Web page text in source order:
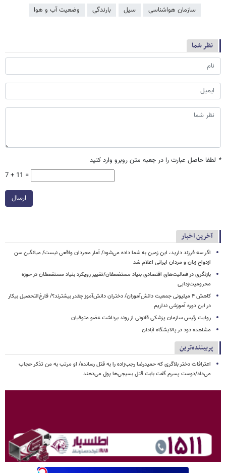
سازمان هواشناسی سیل بارندگی وضعیت آب و هوا
نظر شما
* لطفا حاصل عبارت را در جعبه متن روبرو وارد کنید
7 + 11 =
ارسال
آخرین اخبار
اگر سه فرزند دارید، این زمین به شما داده می‌شود/ آمار مجردان واقعی نیست/ میانگین سن
ازدواج زنان و مردان ایرانی اعلام شد
بازنگری در فعالیت‌های اقتصادی بنیاد مستضعفان/تغییر رویکرد بنیاد مستضعفان در حوزه
محرومیت‌زدایی
کاهش ۴ میلیونی جمعیت دانش‌آموزان/ دختران دانش‌آموز چقدر بیشترند؟/ فارغ‌التحصیل بیکار
در این دوره آموزشی نداریم
روایت رئیس سازمان پزشکی قانونی از روند برداشت عضو متوفیان
مشاهده دود در پالایشگاه آبادان
پربیننده‌ترین
اعترافات دختر بلاگری که حمیدرضا رجب‌زاده را به قتل رسانده/ او مرتب به من تذکر حجاب
می‌داد/دوست پسرم گفت بابت قتل بسیجی‌ها پول می‌دهند